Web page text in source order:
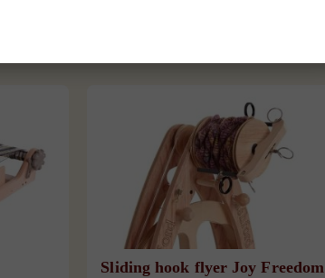
Sliding hook flyer Joy Freedom